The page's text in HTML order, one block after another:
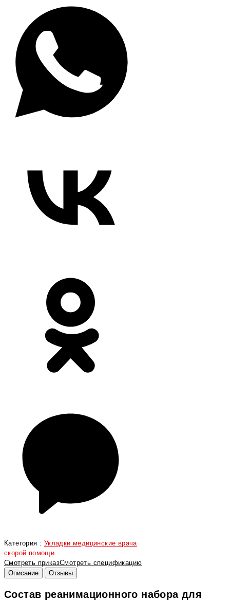
Категория : Укладки медицинские врача
скорой помощи
Смотреть приказСмотреть спецификацию
Описание
Отзывы
Состав реанимационного набора для